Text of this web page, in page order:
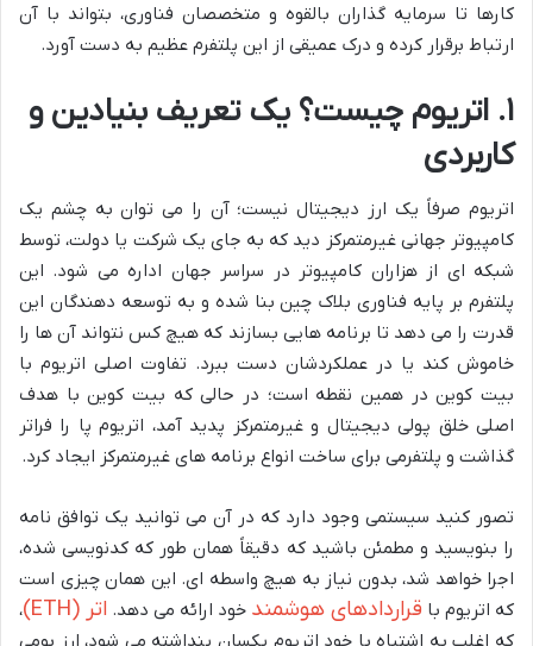
کارها تا سرمایه گذاران بالقوه و متخصصان فناوری، بتواند با آن
ارتباط برقرار کرده و درک عمیقی از این پلتفرم عظیم به دست آورد.
۱. اتریوم چیست؟ یک تعریف بنیادین و
کاربردی
اتریوم صرفاً یک ارز دیجیتال نیست؛ آن را می توان به چشم یک
کامپیوتر جهانی غیرمتمرکز دید که به جای یک شرکت یا دولت، توسط
شبکه ای از هزاران کامپیوتر در سراسر جهان اداره می شود. این
پلتفرم بر پایه فناوری بلاک چین بنا شده و به توسعه دهندگان این
قدرت را می دهد تا برنامه هایی بسازند که هیچ کس نتواند آن ها را
خاموش کند یا در عملکردشان دست ببرد. تفاوت اصلی اتریوم با
بیت کوین در همین نقطه است؛ در حالی که بیت کوین با هدف
اصلی خلق پولی دیجیتال و غیرمتمرکز پدید آمد، اتریوم پا را فراتر
گذاشت و پلتفرمی برای ساخت انواع برنامه های غیرمتمرکز ایجاد کرد.
تصور کنید سیستمی وجود دارد که در آن می توانید یک توافق نامه
را بنویسید و مطمئن باشید که دقیقاً همان طور که کدنویسی شده،
اجرا خواهد شد، بدون نیاز به هیچ واسطه ای. این همان چیزی است
که اتریوم با قراردادهای هوشمند خود ارائه می دهد. اتر (ETH)
،